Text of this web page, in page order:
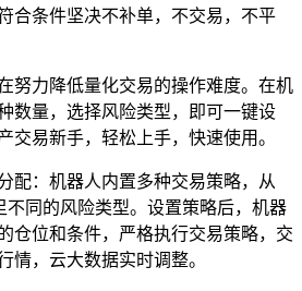
合条件坚决不补单，不交易，不平
努力降低量化交易的操作难度。在机
数量，选择风险类型，即可一键设
交易新手，轻松上手，快速使用。
配：机器人内置多种交易策略，从
不同的风险类型。设置策略后，机器
仓位和条件，严格执行交易策略，交
情，云大数据实时调整。